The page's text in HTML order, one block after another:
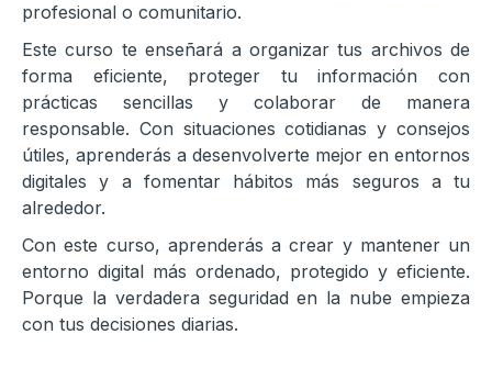
profesional o comunitario.
Este curso te enseñará a organizar tus archivos de
forma eficiente, proteger tu información con
prácticas sencillas y colaborar de manera
responsable. Con situaciones cotidianas y consejos
útiles, aprenderás a desenvolverte mejor en entornos
digitales y a fomentar hábitos más seguros a tu
alrededor.
Con este curso, aprenderás a crear y mantener un
entorno digital más ordenado, protegido y eficiente.
Porque la verdadera seguridad en la nube empieza
con tus decisiones diarias.